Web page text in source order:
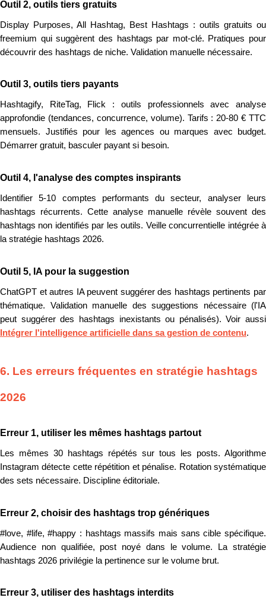
Outil 2, outils tiers gratuits
Display Purposes, All Hashtag, Best Hashtags : outils gratuits ou
freemium qui suggèrent des hashtags par mot-clé. Pratiques pour
découvrir des hashtags de niche. Validation manuelle nécessaire.
Outil 3, outils tiers payants
Hashtagify, RiteTag, Flick : outils professionnels avec analyse
approfondie (tendances, concurrence, volume). Tarifs : 20-80 € TTC
mensuels. Justifiés pour les agences ou marques avec budget.
Démarrer gratuit, basculer payant si besoin.
Outil 4, l'analyse des comptes inspirants
Identifier 5-10 comptes performants du secteur, analyser leurs
hashtags récurrents. Cette analyse manuelle révèle souvent des
hashtags non identifiés par les outils. Veille concurrentielle intégrée à
la stratégie hashtags 2026.
Outil 5, IA pour la suggestion
ChatGPT et autres IA peuvent suggérer des hashtags pertinents par
thématique. Validation manuelle des suggestions nécessaire (l'IA
peut suggérer des hashtags inexistants ou pénalisés). Voir aussi
Intégrer l'intelligence artificielle dans sa gestion de contenu.
6. Les erreurs fréquentes en stratégie hashtags
2026
Erreur 1, utiliser les mêmes hashtags partout
Les mêmes 30 hashtags répétés sur tous les posts. Algorithme
Instagram détecte cette répétition et pénalise. Rotation systématique
des sets nécessaire. Discipline éditoriale.
Erreur 2, choisir des hashtags trop génériques
#love, #life, #happy : hashtags massifs mais sans cible spécifique.
Audience non qualifiée, post noyé dans le volume. La stratégie
hashtags 2026 privilégie la pertinence sur le volume brut.
Erreur 3, utiliser des hashtags interdits